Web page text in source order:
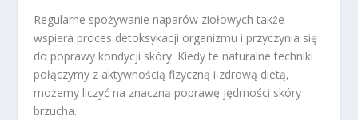
Regularne spożywanie naparów ziołowych także
wspiera proces detoksykacji organizmu i przyczynia się
do poprawy kondycji skóry. Kiedy te naturalne techniki
połączymy z aktywnością fizyczną i zdrową dietą,
możemy liczyć na znaczną poprawę jędrności skóry
brzucha.